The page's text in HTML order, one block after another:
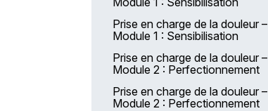
Prise en charge de la douleur –
Module 1 : Sensibilisation
Prise en charge de la douleur –
Module 2 : Perfectionnement
Prise en charge de la douleur –
Module 2 : Perfectionnement